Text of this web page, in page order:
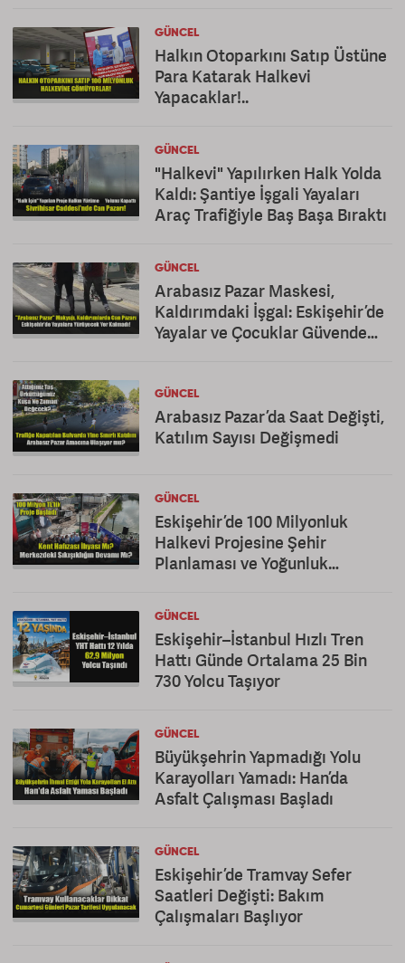
GÜNCEL
Halkın Otoparkını Satıp Üstüne
Para Katarak Halkevi
Yapacaklar!..
GÜNCEL
"Halkevi" Yapılırken Halk Yolda
Kaldı: Şantiye İşgali Yayaları
Araç Trafiğiyle Baş Başa Bıraktı
GÜNCEL
Arabasız Pazar Maskesi,
Kaldırımdaki İşgal: Eskişehir’de
Yayalar ve Çocuklar Güvende
GÜNCEL
Arabasız Pazar’da Saat Değişti,
Katılım Sayısı Değişmedi
GÜNCEL
Eskişehir’de 100 Milyonluk
Halkevi Projesine Şehir
Planlaması ve Yoğunluk
GÜNCEL
Eskişehir–İstanbul Hızlı Tren
Hattı Günde Ortalama 25 Bin
730 Yolcu Taşıyor
GÜNCEL
Büyükşehrin Yapmadığı Yolu
Karayolları Yamadı: Han’da
Asfalt Çalışması Başladı
GÜNCEL
Eskişehir’de Tramvay Sefer
Saatleri Değişti: Bakım
Çalışmaları Başlıyor